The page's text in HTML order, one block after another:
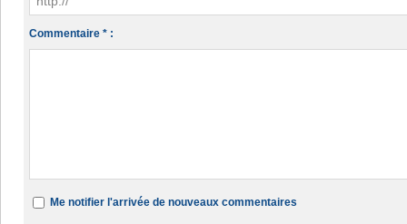
Commentaire * :
Me notifier l'arrivée de nouveaux commentaires